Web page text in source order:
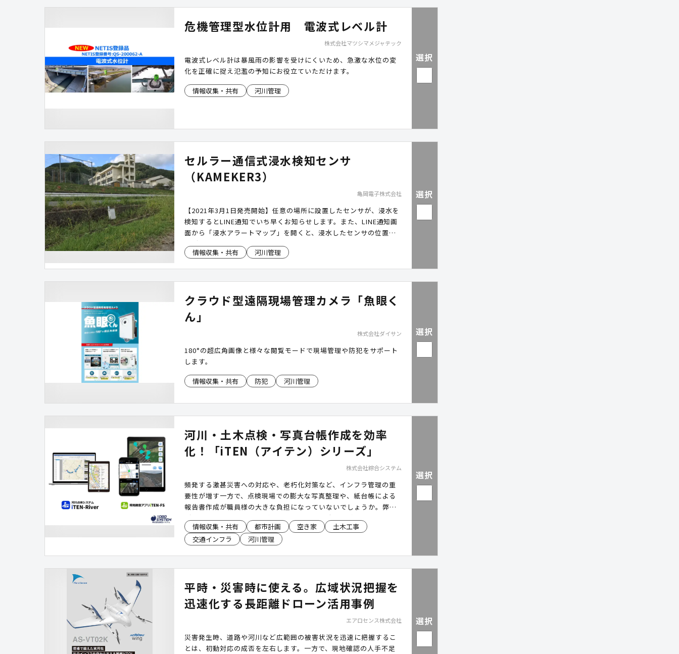
危機管理型水位計用 電波式レベル計
株式会社マツシマメジャテック
電波式レベル計は暴風雨の影響を受けにくいため、急激な水位の変
化を正確に捉え氾濫の予知にお役立ていただけます。
情報収集・共有 河川管理
選択
セルラー通信式浸水検知センサ
（KAMEKER3）
亀岡電子株式会社
【2021年3月1日発売開始】任意の場所に設置したセンサが、浸水を
検知するとLINE通知でいち早くお知らせします。また、LINE通知画
面から「浸水アラートマップ」を開くと、浸水したセンサの位置情
報が赤色で表示されます。
情報収集・共有
河川管理
選択
クラウド型遠隔現場管理カメラ「魚眼く
ん」
株式会社ダイサン
180°の超広角画像と様々な閲覧モードで現場管理や防犯をサポート
します。
情報収集・共有 防犯 河川管理
選択
河川・土木点検・写真台帳作成を効率
化！「iTEN（アイテン）シリーズ」
株式会社綜合システム
頻発する激甚災害への対応や、老朽化対策など、インフラ管理の重
要性が増す一方で、点検現場での膨大な写真整理や、紙台帳による
報告書作成が職員様の大きな負担になっていないでしょうか。弊社
が提供する「iTENシリーズ」は、現場踏査や点検業務をデジタル化
し、現場から報告書作成までを一気通貫で効率化するシステムで
す。
情報収集・共有 都市計画 空き家
土木工事
交通インフラ
河川管理
選択
平時・災害時に使える。広域状況把握を
迅速化する長距離ドローン活用事例
エアロセンス株式会社
災害発生時、道路や河川など広範囲の被害状況を迅速に把握するこ
とは、初動対応の成否を左右します。一方で、現地確認の人手不足
選択